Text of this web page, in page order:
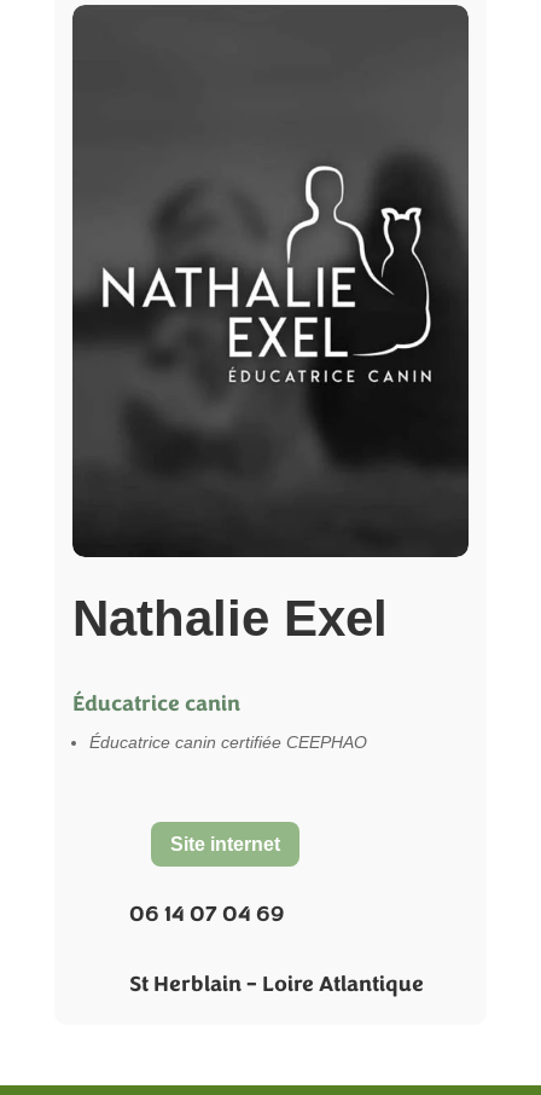
Nathalie Exel
Éducatrice canin
Éducatrice canin certifiée CEEPHAO
Site internet
06 14 07 04 69
St Herblain – Loire Atlantique